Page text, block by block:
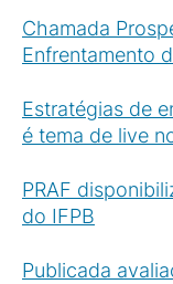
Chamada
Enfrentamento
Estratégias de
é tema de live
PRAF
do IFPB
Publicada